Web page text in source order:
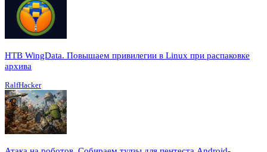
HTB WingData. Повышаем привилегии в Linux при распаковке
архива
RalfHacker